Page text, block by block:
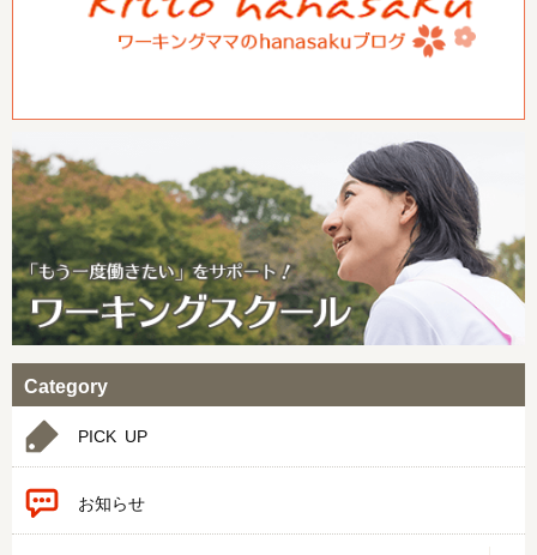
Category
PICK UP
お知らせ